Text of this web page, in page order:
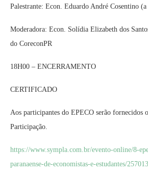
Palestrante: Econ. Eduardo André Cosentino
Moderadora: Econ. Solídia Elizabeth dos
do CoreconPR
18H00 – ENCERRAMENTO
CERTIFICADO
Aos participantes do EPECO serão fornecidos
Participação.
https://www.sympla.com.br/evento-online/8-
paranaense-de-economistas-e-estudantes/